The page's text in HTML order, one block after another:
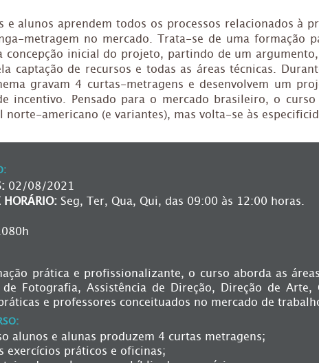
e alunos aprendem todos os processos relacionados à
metragem no mercado. Trata-se de uma formação
concepção inicial do projeto, partindo de um
captação de recursos e todas as áreas técnicas.
gravam 4 curtas-metragens e desenvolvem um
incentivo. Pensado para o mercado brasileiro, o
norte-americano (e variantes), mas volta-se às
02/08/2021
HORÁRIO: Seg, Ter, Qua, Qui, das 09:00 às 12:00 horas.
prática e profissionalizante, o curso aborda as
de Fotografia, Assistência de Direção, Direção de Arte,
e professores conceituados no mercado de
alunos e alunas produzem 4 curtas metragens;
exercícios práticos e oficinas;